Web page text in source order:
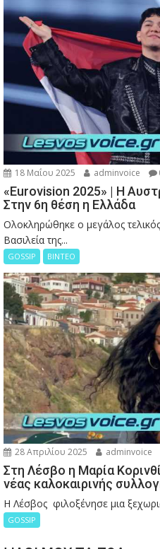
18 Μαΐου 2025 adminvoice
«Eurovision 2025» | Η
Στην 6η θέση η Ελλάδα
Ολοκληρώθηκε ο μεγάλος
Βασιλεία της...
GOSSIP ΒΙΝΤΕΟ
28 Απριλίου 2025 adminvoice
Στη Λέσβο η Μαρία
νέας καλοκαιρινής
Η Λέσβος φιλοξένησε μια
GOSSIP